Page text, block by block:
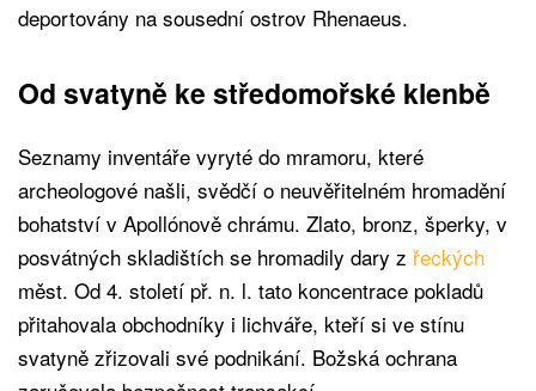
deportovány na sousední ostrov Rhenaeus.
Od svatyně ke středomořské klenbě
Seznamy inventáře vyryté do mramoru, které
archeologové našli, svědčí o neuvěřitelném hromadění
bohatství v Apollónově chrámu. Zlato, bronz, šperky, v
posvátných skladištích se hromadily dary z řeckých
měst. Od 4. století př. n. l. tato koncentrace pokladů
přitahovala obchodníky i lichváře, kteří si ve stínu
svatyně zřizovali své podnikání. Božská ochrana